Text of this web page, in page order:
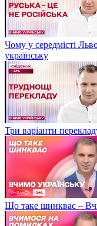
Чому у середмісті
українську
Три варіанти
Що таке шинквас –